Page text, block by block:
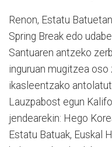
Renon, Estatu
Spring Break edo
Santuaren antzeko
inguruan mugitzea
ikasleentzako
Lauzpabost egun
jendearekin: Hego
Estatu Batuak, Euskal